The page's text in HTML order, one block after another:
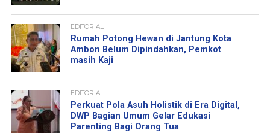
EDITORIAL
Rumah Potong Hewan di Jantung Kota
Ambon Belum Dipindahkan, Pemkot
masih Kaji
EDITORIAL
Perkuat Pola Asuh Holistik di Era Digital,
DWP Bagian Umum Gelar Edukasi
Parenting Bagi Orang Tua